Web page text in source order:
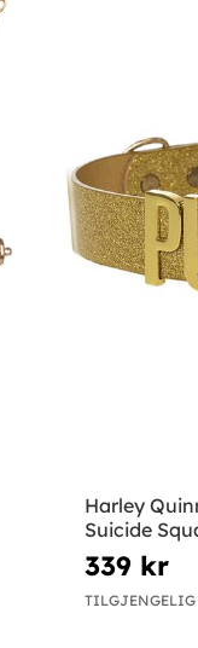
Harley
Suicide
339 kr
TILGJENGELIG